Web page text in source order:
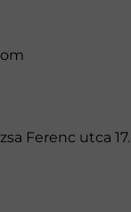
Ferenc utca 17.